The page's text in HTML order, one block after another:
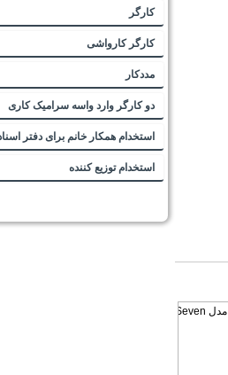
کارگر
کارگر کارواشی
مددکار
دو کارگر وارد واسه سرامیک کاری
استخدام همکار خانم برای دفتر
استخدام توزیع کننده